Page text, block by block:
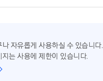
자유롭게 사용하실 수 있습니다.
는 사용에 제한이 있습니다.